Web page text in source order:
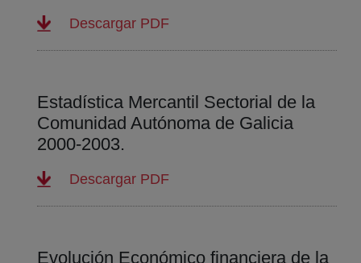
Descargar PDF(abre en nueva ventana)
Estadística Mercantil Sectorial de la
Comunidad Autónoma de Galicia
2000-2003.
Descargar PDF(abre en nueva ventana)
Evolución Económico financiera de la